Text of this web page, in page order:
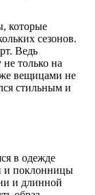
которые
сезонов.
Ведь
только на
вещицами не
стильным и
в одежде
и поклонницы
и длинной